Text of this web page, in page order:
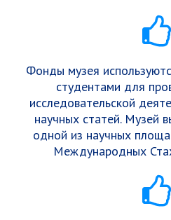
Фонды музея
студентами для
исследовательской
научных статей. Музей
одной из научных
Международных